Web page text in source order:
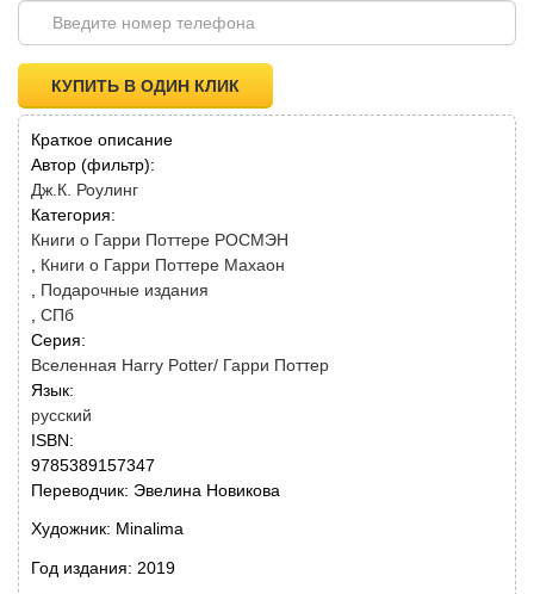
Краткое описание
Автор (фильтр):
Дж.К. Роулинг
Категория:
Книги о Гарри Поттере РОСМЭН
Книги о Гарри Поттере Махаон
Подарочные издания
СПб
Серия:
Вселенная Harry Potter/ Гарри Поттер
Язык:
русский
ISBN:
9785389157347
Переводчик: Эвелина Новикова
Художник: Minalima
Год издания: 2019
КУПИТЬ В ОДИН КЛИК